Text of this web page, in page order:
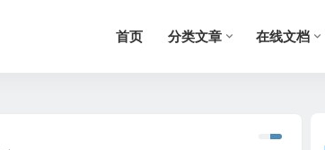
首页 分类文章 在线文档